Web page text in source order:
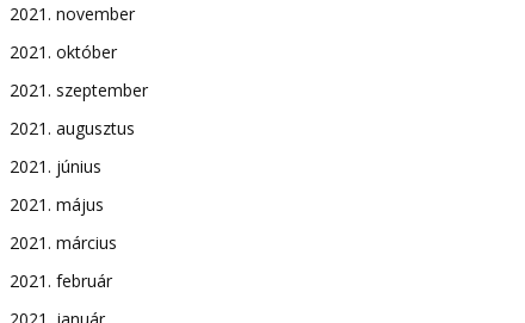
2021. november
2021. október
2021. szeptember
2021. augusztus
2021. június
2021. május
2021. március
2021. február